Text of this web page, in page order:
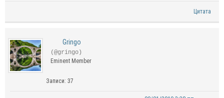
Цитата
Gringo
(@gringo)
Eminent Member
Записи: 37